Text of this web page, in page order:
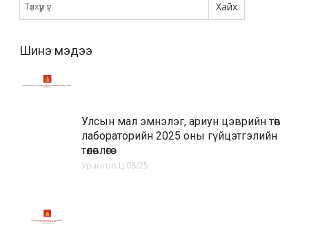
Шинэ мэдээ
Улсын мал эмнэлэг, ариун цэврийн төв
лабораторийн 2025 оны гүйцэтгэлийн
төлөвлөгөө
Урангоо.Ц 08/25